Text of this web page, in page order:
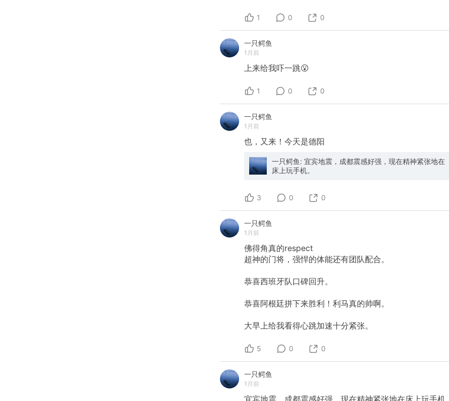
1 0 0
一只鳄鱼
1月前
上来给我吓一跳😮
1 0 0
一只鳄鱼
1月前
也，又来！今天是德阳
一只鳄鱼: 宜宾地震，成都震感好强，现在精神紧张地在
床上玩手机。
3 0 0
一只鳄鱼
1月前
佛得角真的respect
超神的门将，强悍的体能还有团队配合。
恭喜西班牙队口碑回升。
恭喜阿根廷拼下来胜利！利马真的帅啊。
大早上给我看得心跳加速十分紧张。
5 0 0
一只鳄鱼
1月前
宜宾地震，成都震感好强，现在精神紧张地在床上玩手机。